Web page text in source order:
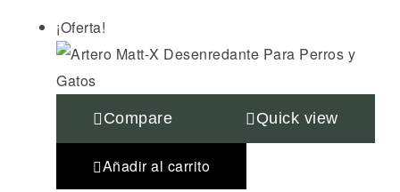
¡Oferta!
Compare Quick view
Añadir al carrito